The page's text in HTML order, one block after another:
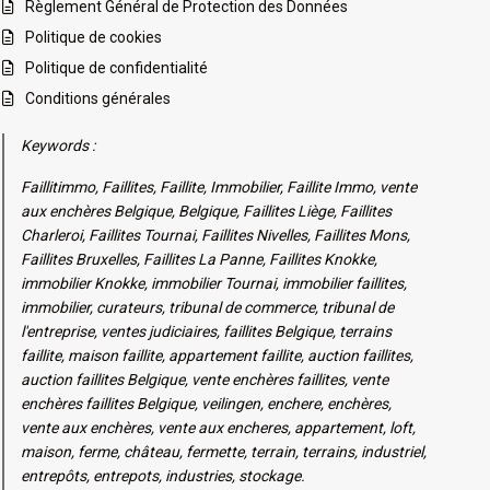
Règlement Général de Protection des Données
Politique de cookies
Politique de confidentialité
Conditions générales
Keywords :
Faillitimmo, Faillites, Faillite, Immobilier, Faillite Immo, vente
aux enchères Belgique, Belgique, Faillites Liège, Faillites
Charleroi, Faillites Tournai, Faillites Nivelles, Faillites Mons,
Faillites Bruxelles, Faillites La Panne, Faillites Knokke,
immobilier Knokke, immobilier Tournai, immobilier faillites,
immobilier, curateurs, tribunal de commerce, tribunal de
l'entreprise, ventes judiciaires, faillites Belgique, terrains
faillite, maison faillite, appartement faillite, auction faillites,
auction faillites Belgique, vente enchères faillites, vente
enchères faillites Belgique, veilingen, enchere, enchères,
vente aux enchères, vente aux encheres, appartement, loft,
maison, ferme, château, fermette, terrain, terrains, industriel,
entrepôts, entrepots, industries, stockage.